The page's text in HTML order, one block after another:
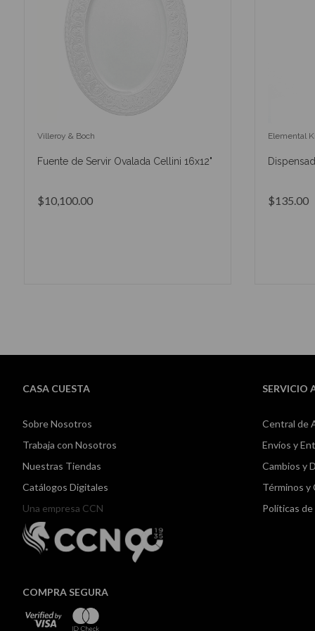
Villeroy & Boch
Fuente de Servir Ovalada Cellini 16x12"
$10,100.00
Elemental
$135.00
CASA CUESTA
Sobre Nosotros
Trabaja con Nosotros
Nuestras Tiendas
Catálogos Digitales
Una empresa CCN
COMPRA SEGURA
SERVICIO
Central de
Envíos y
Cambios y
Términos y
Políticas